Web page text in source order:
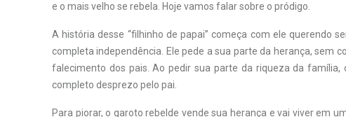
e o mais velho se rebela. Hoje vamos falar sobre o pródigo.
A história desse “filhinho de papai” começa com ele querendo
completa independência. Ele pede a sua parte da herança, sem
falecimento dos pais. Ao pedir sua parte da riqueza da família,
completo desprezo pelo pai.
Para piorar, o garoto rebelde vende sua herança e vai viver em